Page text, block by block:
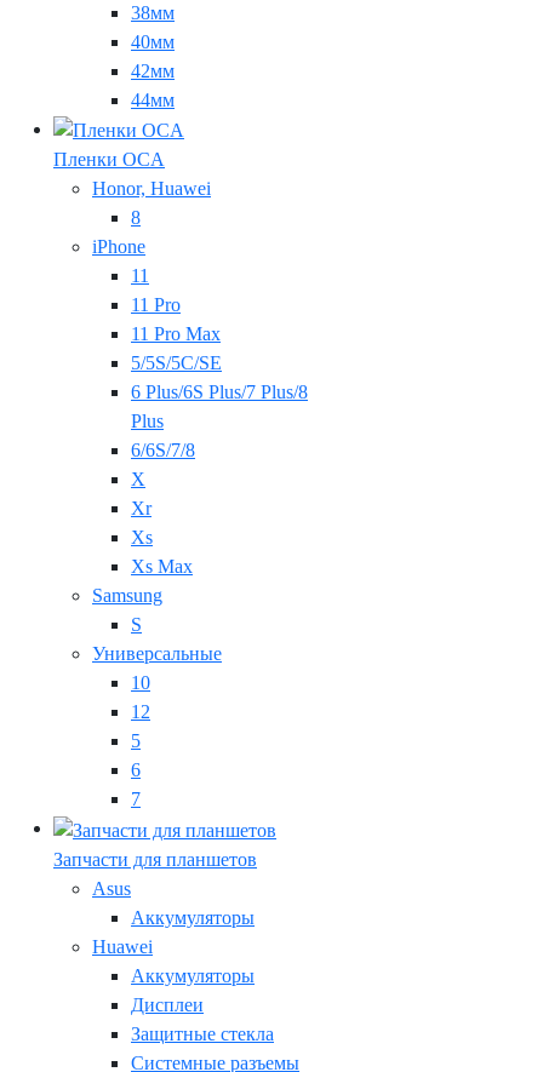
38мм
40мм
42мм
44мм
Пленки OCA
Honor, Huawei
8
iPhone
11
11 Pro
11 Pro Max
5/5S/5C/SE
6 Plus/6S Plus/7 Plus/8
Plus
6/6S/7/8
X
Xr
Xs
Xs Max
Samsung
S
Универсальные
10
12
5
6
7
Запчасти для планшетов
Asus
Аккумуляторы
Huawei
Аккумуляторы
Дисплеи
Защитные стекла
Системные разъемы